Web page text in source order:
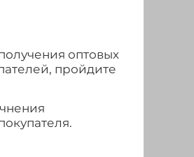
оптовых
пройдите